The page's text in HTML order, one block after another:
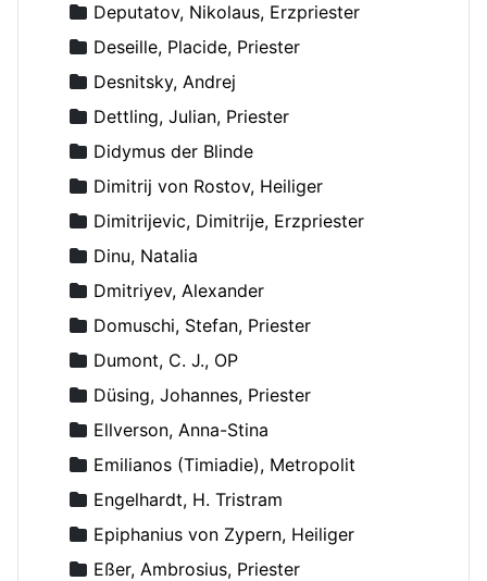
Deputatov, Nikolaus, Erzpriester
Deseille, Placide, Priester
Desnitsky, Andrej
Dettling, Julian, Priester
Didymus der Blinde
Dimitrij von Rostov, Heiliger
Dimitrijevic, Dimitrije, Erzpriester
Dinu, Natalia
Dmitriyev, Alexander
Domuschi, Stefan, Priester
Dumont, C. J., OP
Düsing, Johannes, Priester
Ellverson, Anna-Stina
Emilianos (Timiadie), Metropolit
Engelhardt, H. Tristram
Epiphanius von Zypern, Heiliger
Eßer, Ambrosius, Priester